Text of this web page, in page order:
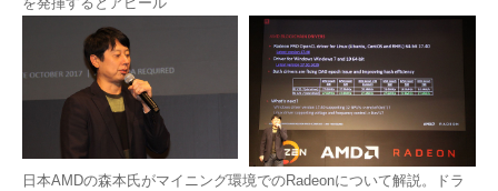
日本AMDの森本氏がマイニング環境でのRadeonについて解説。ドラ